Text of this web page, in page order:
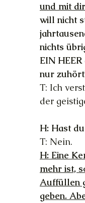
und mit
will nicht
nichts
EIN
nur
T: Ich
der
H: Hast
T: Nein.
H: Eine
mehr ist,
Auffüllen
geben.